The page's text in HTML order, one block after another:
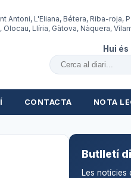
Antoni, L'Eliana, Bétera, Riba-roja,
Olocau, Llíria, Gàtova, Nàquera,
Hui és
Cercar al diari
CONTACTA NOTA
Butlletí
Les notícies